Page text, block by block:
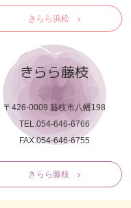
きらら浜松
きらら藤枝
〒426-0009 藤枝市八幡198
TEL.054-646-6766
FAX.054-646-6755
きらら藤枝